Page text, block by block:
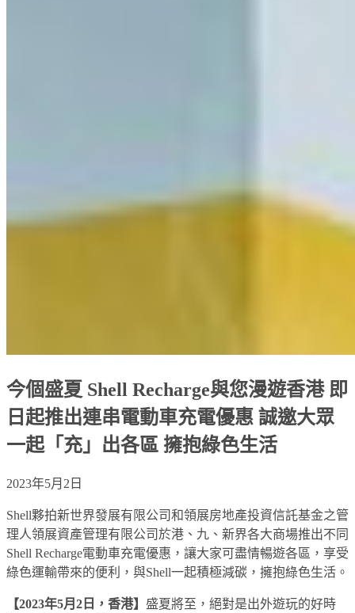
今個盛夏 Shell Recharge與您漫遊香港 即
日起推出連串電動車充電優惠 誠邀大眾
一起「充」出各區 擁抱綠色生活
2023年5月2日
Shell夥拍新世界發展有限公司和領展房地產投資信託基金之管
理人領展資產管理有限公司於港、九、新界各大商場推出不同
Shell Recharge電動車充電優惠，讓大家可盡情暢遊各區，享受
綠色運輸帶來的便利，與Shell一起積極減碳，擁抱綠色生活。
【2023年5月2日，香港】 盛夏將至，絕對是出外遊玩的好時